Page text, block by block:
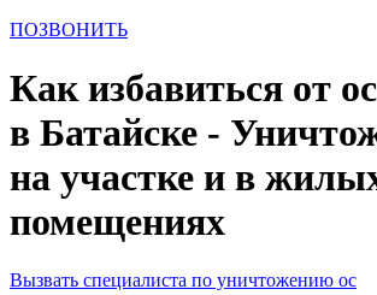
ПОЗВОНИТЬ
Как избавиться от
в Батайске -
на участке и в
помещениях
Вызвать специалиста по уничтожению ос